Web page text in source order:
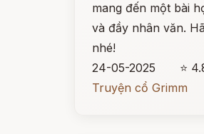
mang đến một bài
và đầy nhân văn.
nhé!
24-05-2025
⭐
Truyện cổ Grimm